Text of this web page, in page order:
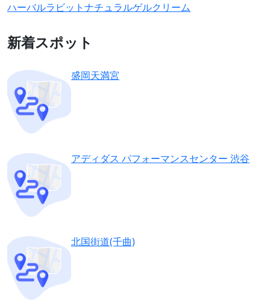
ハーバルラビットナチュラルゲルクリーム
新着スポット
盛岡天満宮
アディダス パフォーマンスセンター 渋谷
北国街道(千曲)